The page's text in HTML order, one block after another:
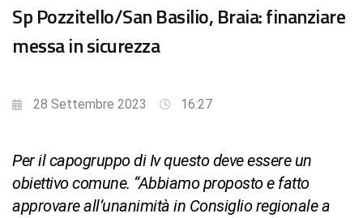
Sp Pozzitello/San Basilio, Braia: finanziare
messa in sicurezza
28 Settembre 2023 16:27
Per il capogruppo di Iv questo deve essere un
obiettivo comune. “Abbiamo proposto e fatto
approvare all’unanimità in Consiglio regionale a